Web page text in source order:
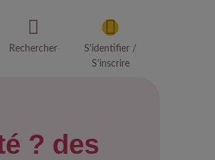
Rechercher
S'identifier /
S'inscrire
? des